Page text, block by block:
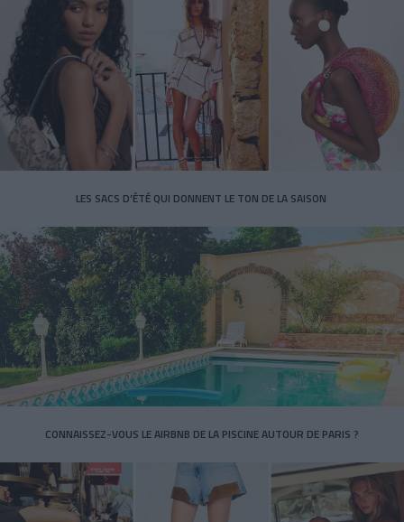
LES SACS D’ÉTÉ QUI DONNENT LE TON DE LA SAISON
CONNAISSEZ-VOUS LE AIRBNB DE LA PISCINE AUTOUR DE PARIS ?